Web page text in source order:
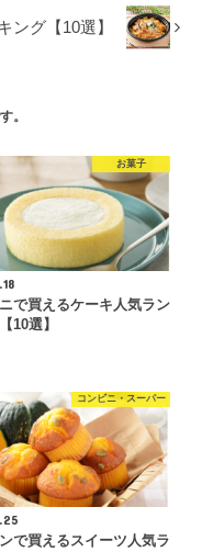
ング【10選】
。
お菓子
で買えるケーキ人気ラン
10選】
コンビニ・スーパー
で買えるスイーツ人気ラ